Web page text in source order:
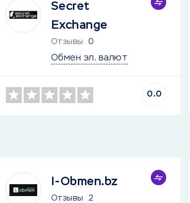
Secret
Exchange
Отзывы 0
Обмен эл. валют
0.0
I-Obmen.bz
Отзывы 2